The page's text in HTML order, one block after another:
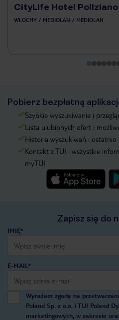
CityLife Hotel Poliziano
WŁOCHY MEDIOLAN MEDIOLAN
Pobierz bezpłatną
Szybkie wyszukiwanie i
Lista ulubionych ofert i
Historia wyszukiwań i
Kontakt z TUI i wszystkie
myTUI
Zapisz się do
IMIĘ*
E-MAIL*
Wyrażam zgodę na
Poland Sp. z o.o. i TUI Poland
marketingowych, w zakresie